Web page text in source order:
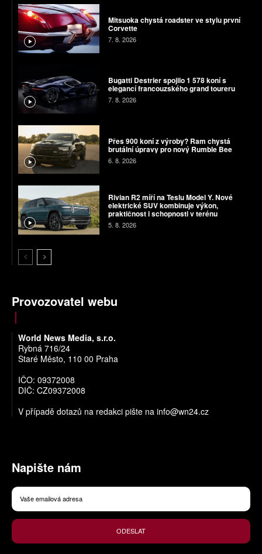
Mitsuoka chystá roadster ve stylu první
Corvette
7. 8. 2026
Bugatti Destrier spojilo 1 578 koní s
elegancí francouzského grand toureru
7. 8. 2026
Přes 900 koní z výroby? Ram chystá
brutální úpravy pro nový Rumble Bee
6. 8. 2026
Rivian R2 míří na Teslu Model Y. Nové
elektrické SUV kombinuje výkon,
praktičnost i schopnosti v terénu
5. 8. 2026
Provozovatel webu
World News Media, s.r.o.
Rybná 716/24
Staré Město, 110 00 Praha
IČO: 09372008
DIČ: CZ09372008
V případě dotazů na redakci pište na info@wn24.cz
Napište nám
ODESLAT